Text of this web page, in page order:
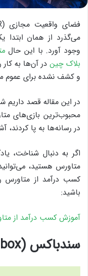
می‌گذرد از همان ابتدا
وجود آورد. با این حال
بلاک چین در آن‌ها به
و کشف نشده برای عموم
در این مقاله قصد داریم
محبوب‌ترین بازی‌های
در رسانه‌ها به پا کردند،
اگر به دنبال شناخت،
متاورس هستید،
کسب درآمد از متاورس
باشید:
آموزش کسب درآمد از
سندباکس (Sandbox)